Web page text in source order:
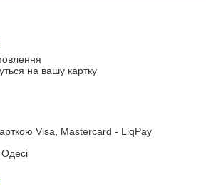
на вашу картку
Visa, Mastercard - LiqPay
Одесі